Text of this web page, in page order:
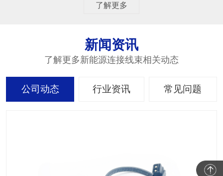
了解更多
新闻资讯
了解更多新能源连接线束相关动态
公司动态 行业资讯 常见问题